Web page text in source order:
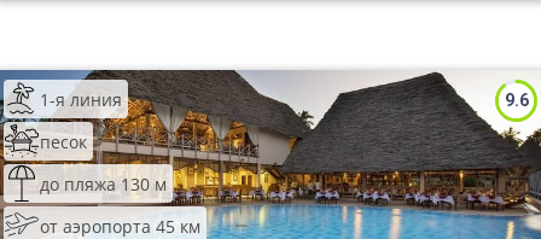
9.6
1-я линия
песок
до пляжа 130 м
от аэропорта 45 км